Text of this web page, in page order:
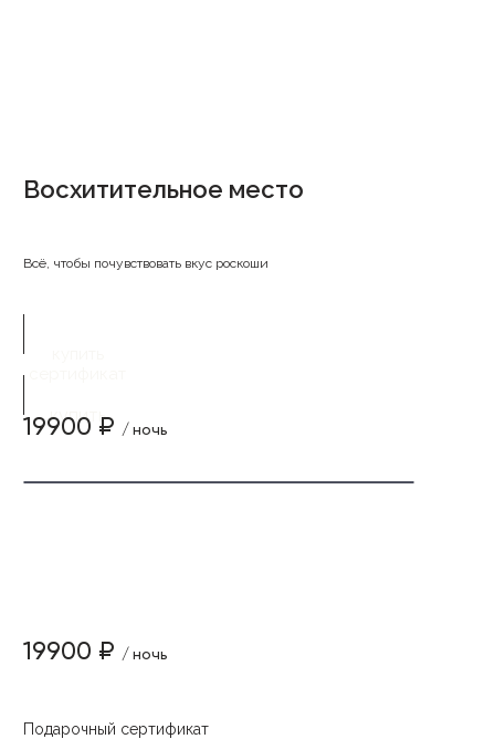
Восхитительное место
Всё, чтобы почувствовать вкус роскоши
купить
19900 ₽ / ночь
19900 ₽ / ночь
Подарочный сертификат